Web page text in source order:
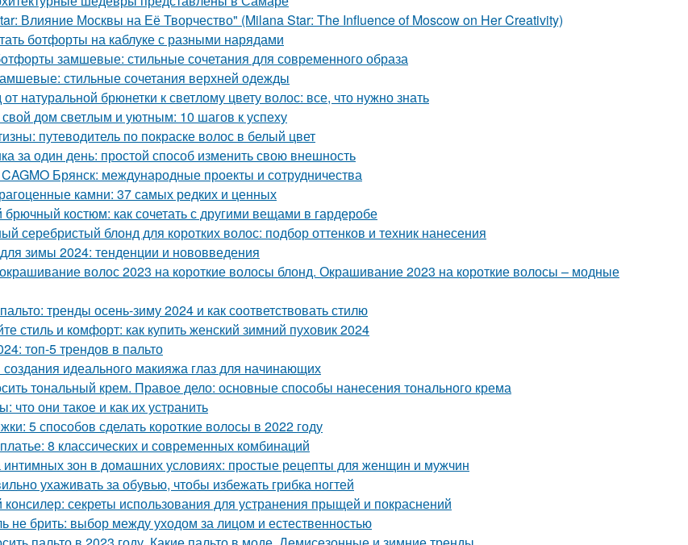
Влияние Москвы на Её Творчество" (Milana Star: The Influence of Moscow on Her Creativity)
ботфорты на каблуке с разными нарядами
замшевые: стильные сочетания для современного образа
стильные сочетания верхней одежды
натуральной брюнетки к светлому цвету волос: все, что нужно знать
дом светлым и уютным: 10 шагов к успеху
путеводитель по покраске волос в белый цвет
за один день: простой способ изменить свою внешность
Брянск: международные проекты и сотрудничества
камни: 37 самых редких и ценных
костюм: как сочетать с другими вещами в гардеробе
серебристый блонд для коротких волос: подбор оттенков и техник нанесения
зимы 2024: тенденции и нововведения
волос 2023 на короткие волосы блонд. Окрашивание 2023 на короткие волосы – модные
тренды осень-зиму 2024 и как соответствовать стилю
стиль и комфорт: как купить женский зимний пуховик 2024
топ-5 трендов в пальто
идеального макияжа глаз для начинающих
тональный крем. Правое дело: основные способы нанесения тонального крема
что они такое и как их устранить
5 способов сделать короткие волосы в 2022 году
8 классических и современных комбинаций
зон в домашних условиях: простые рецепты для женщин и мужчин
ухаживать за обувью, чтобы избежать грибка ногтей
секреты использования для устранения прыщей и покраснений
не брить: выбор между уходом за лицом и естественностью